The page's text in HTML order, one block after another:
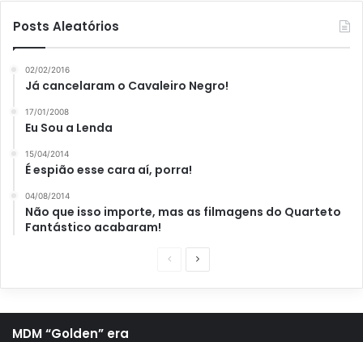
Posts Aleatórios
02/02/2016
Já cancelaram o Cavaleiro Negro!
17/01/2008
Eu Sou a Lenda
15/04/2014
É espião esse cara aí, porra!
04/08/2014
Não que isso importe, mas as filmagens do Quarteto
Fantástico acabaram!
MDM “Golden” era